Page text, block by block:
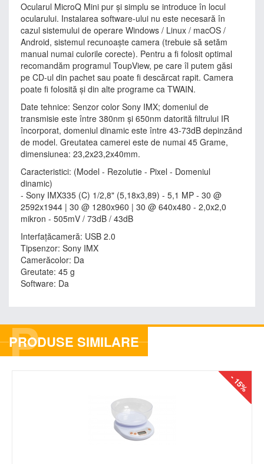
Ocularul MicroQ Mini pur și simplu se introduce în locul
ocularului. Instalarea software-ului nu este necesară în
cazul sistemului de operare Windows / Linux / macOS /
Android, sistemul recunoaște camera (trebuie să setăm
manual numai culorile corecte). Pentru a fi folosit optimal
recomandăm programul ToupView, pe care îl putem găsi
pe CD-ul din pachet sau poate fi descărcat rapit. Camera
poate fi folosită și din alte programe ca TWAIN.
Date tehnice: Senzor color Sony IMX; domeniul de
transmisie este între 380nm și 650nm datorită filtrului IR
încorporat, domeniul dinamic este între 43-73dB depinzând
de model. Greutatea camerei este de numai 45 Grame,
dimensiunea: 23,2x23,2x40mm.
Caracteristici: (Model - Rezolutie - Pixel - Domeniul
dinamic)
- Sony IMX335 (C) 1/2,8" (5,18x3,89) - 5,1 MP - 30 @
2592x1944 | 30 @ 1280x960 | 30 @ 640x480 - 2,0x2,0
mikron - 505mV / 73dB / 43dB
Interfațăcameră: USB 2.0
Tipsenzor: Sony IMX
Camerăcolor: Da
Greutate: 45 g
Software: Da
P
PRODUSE SIMILARE
- 15%